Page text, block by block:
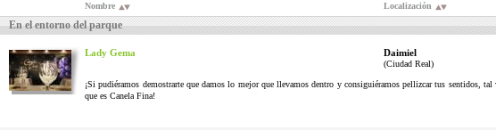
Nombre Localización
En el entorno del parque
Lady Gema Daimiel
(Ciudad Real)
¡Si pudiéramos demostrarte que damos lo mejor que llevamos dentro y consiguiéramos pellizcar tus sentidos, tal
que es Canela Fina!